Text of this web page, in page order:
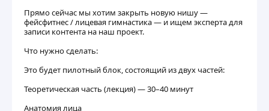
Прямо сейчас мы хотим закрыть новую нишу —
фейсфитнес / лицевая гимнастика — и ищем эксперта для
записи контента на наш проект.
Что нужно сделать:
Это будет пилотный блок, состоящий из двух частей:
Теоретическая часть (лекция) — 30–40 минут
Анатомия лица